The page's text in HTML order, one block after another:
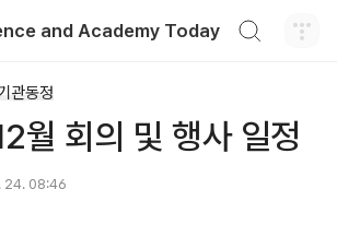
and Academy Today
관동정
월 회의 및 행사 일정
24. 08:46